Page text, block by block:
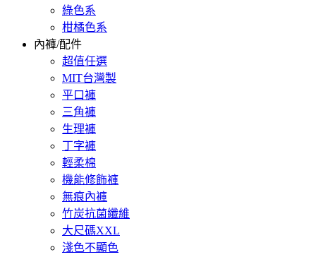
綠色系
柑橘色系
內褲/配件
超值任選
MIT台灣製
平口褲
三角褲
生理褲
丁字褲
輕柔棉
機能修飾褲
無痕內褲
竹炭抗菌纖維
大尺碼XXL
淺色不顯色